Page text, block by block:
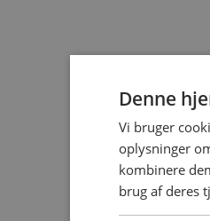
Denne
Vi bruger
oplysninger
kombinere
brug af deres